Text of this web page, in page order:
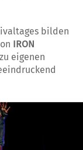
bilden
IRON
eigenen